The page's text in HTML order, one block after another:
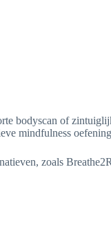
bodyscan of
mindfulness
zoals